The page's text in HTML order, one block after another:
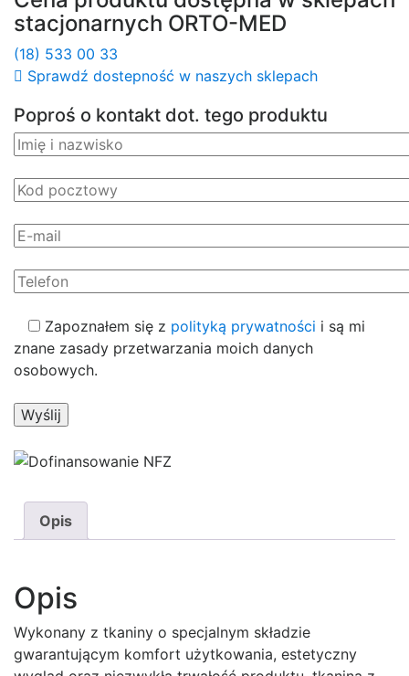
stacjonarnych ORTO-MED
(18) 533 00 33
Sprawdź dostepność w naszych sklepach
Poproś o kontakt dot. tego produktu
Zapoznałem się z polityką prywatności i są mi
znane zasady przetwarzania moich danych
osobowych.
Opis
Opis
Wykonany z tkaniny o specjalnym składzie
gwarantującym komfort użytkowania, estetyczny